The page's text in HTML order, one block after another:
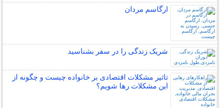
ارگاسم مردان
شریک زندگی را در سفر بشناسید
تاثیر مشکلات اقتصادی بر خانواده چیست و چگونه از
این مشکلات رها شویم؟